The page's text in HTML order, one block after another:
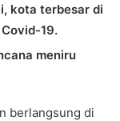
kota terbesar di
19.
meniru
berlangsung di